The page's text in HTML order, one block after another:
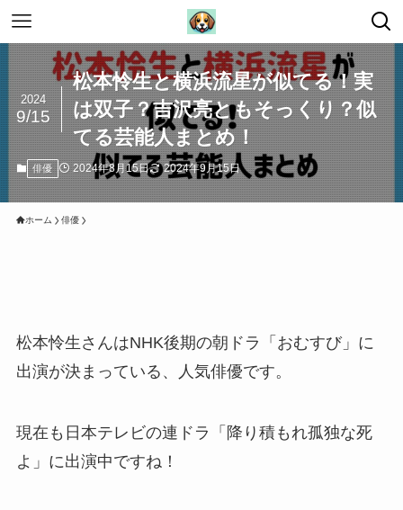
松本怜生と横浜流星が似てる！実
は双子？吉沢亮ともそっくり？似
てる芸能人まとめ！
2024
9/15
俳優 2024年8月15日 2024年9月15日
ホーム 俳優
松本怜生さんはNHK後期の朝ドラ「おむすび」に
出演が決まっている、人気俳優です。
現在も日本テレビの連ドラ「降り積もれ孤独な死
よ」に出演中ですね！